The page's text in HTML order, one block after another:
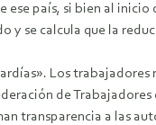
país, si bien al
y se calcula que la
Los
de
transparencia a las